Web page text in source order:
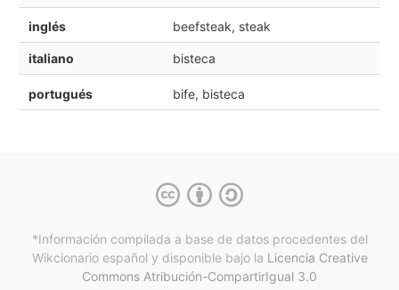
inglés beefsteak, steak
italiano bisteca
portugués bife, bisteca
*Información compilada a base de datos procedentes del
Wikcionario español y disponible bajo la Licencia Creative
Commons Atribución-CompartirIgual 3.0